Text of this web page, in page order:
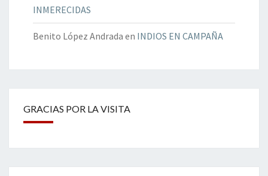
INMERECIDAS
Benito López Andrada en INDIOS EN CAMPAÑA
GRACIAS POR LA VISITA